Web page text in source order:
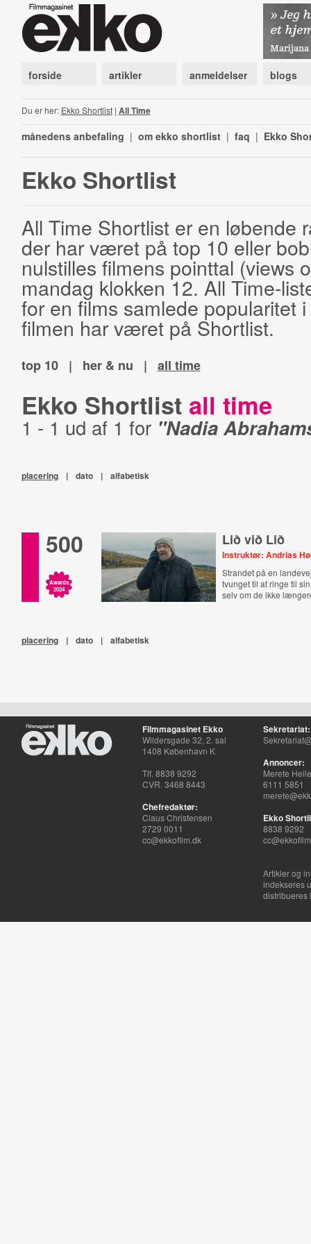
forside artikler anmeldelser blogs
Du er her: Ekko Shortlist| All Time
månedens anbefaling | om ekko shortlist | faq | Ekko
Ekko Shortlist
All Time Shortlist er en løbende
der har været på top 10 eller
nulstilles filmens pointtal (views
mandag klokken 12. All Time-
for en films samlede popularitet
filmen har været på Shortlist.
top 10 | her & nu | all time
Ekko Shortlist all time
1 - 1 ud af 1 for "Nadia
placering | dato | alfabetisk
500
Awards
2024
Lið við Lið
Instruktør: Andrias
Strandet på en
tvunget til at ringe til
selv om de ikke
placering | dato | alfabetisk
Filmmagasinet Ekko
Wildersgade 32, 2. sal
1408 København K
Tlf. 8838 9292
CVR. 3468 8443
Chefredaktør:
Claus Christensen
2729 0011
cc@ekkofilm.dk
Sekretariat:
Annoncer:
Merete
6111 5851
Ekko
8838 9292
Artikler og
indekseres
distribueres